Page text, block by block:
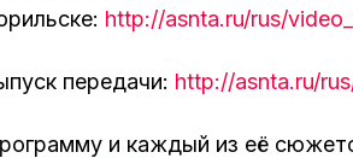
http://asnta.ru/rus/
передачи: http://asnta.ru/
и каждый из её